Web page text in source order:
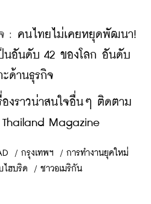
:
คนไทยไม่เคยหยุดพัฒนา!
นอันดับ 42 ของโลก อันดับ
ะด้านธุรกิจ
องราวน่าสนใจอื่นๆ ติดตาม
Thailand Magazine
/ กรุงเทพฯ / การทำงานยุคใหม่
ไฮบริด / ชาวอเมริกัน